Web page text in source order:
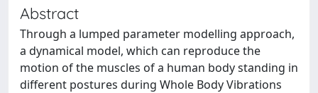
Abstract
Through a lumped parameter modelling approach,
a dynamical model, which can reproduce the
motion of the muscles of a human body standing in
different postures during Whole Body Vibrations